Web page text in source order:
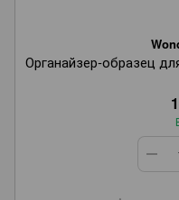
Органайзер‑образец